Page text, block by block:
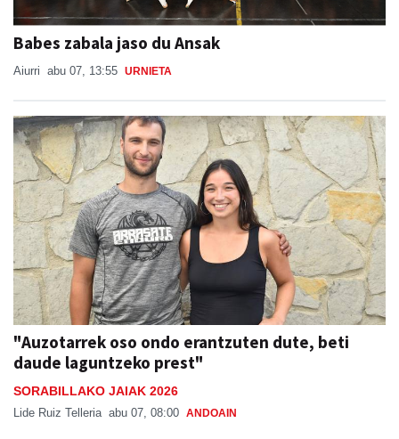
Babes zabala jaso du Ansak
Aiurri abu 07, 13:55 URNIETA
"Auzotarrek oso ondo erantzuten dute, beti
daude laguntzeko prest"
SORABILLAKO JAIAK 2026
Lide Ruiz Telleria abu 07, 08:00 ANDOAIN